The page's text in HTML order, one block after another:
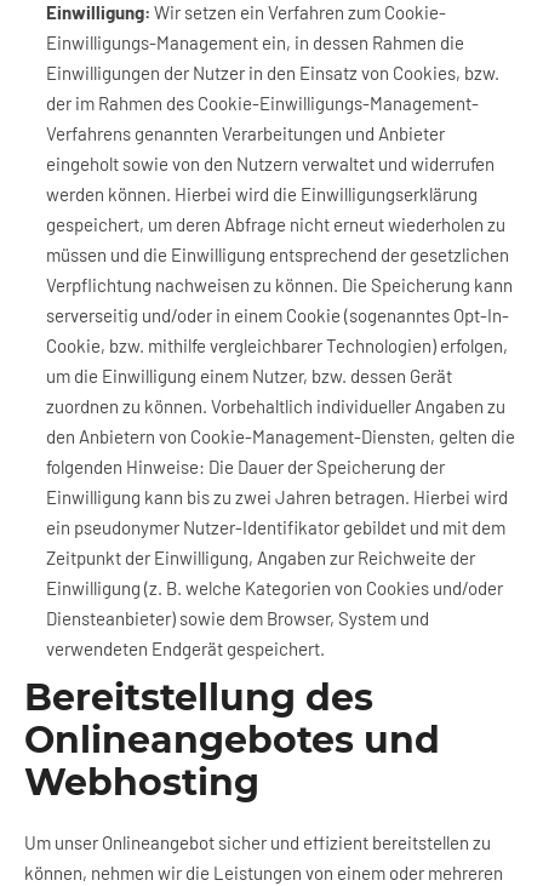
Einwilligung: Wir setzen ein Verfahren zum Cookie-
Einwilligungs-Management ein, in dessen Rahmen die
Einwilligungen der Nutzer in den Einsatz von Cookies, bzw.
der im Rahmen des Cookie-Einwilligungs-Management-
Verfahrens genannten Verarbeitungen und Anbieter
eingeholt sowie von den Nutzern verwaltet und widerrufen
werden können. Hierbei wird die Einwilligungserklärung
gespeichert, um deren Abfrage nicht erneut wiederholen zu
müssen und die Einwilligung entsprechend der gesetzlichen
Verpflichtung nachweisen zu können. Die Speicherung kann
serverseitig und/oder in einem Cookie (sogenanntes Opt-In-
Cookie, bzw. mithilfe vergleichbarer Technologien) erfolgen,
um die Einwilligung einem Nutzer, bzw. dessen Gerät
zuordnen zu können. Vorbehaltlich individueller Angaben zu
den Anbietern von Cookie-Management-Diensten, gelten die
folgenden Hinweise: Die Dauer der Speicherung der
Einwilligung kann bis zu zwei Jahren betragen. Hierbei wird
ein pseudonymer Nutzer-Identifikator gebildet und mit dem
Zeitpunkt der Einwilligung, Angaben zur Reichweite der
Einwilligung (z. B. welche Kategorien von Cookies und/oder
Diensteanbieter) sowie dem Browser, System und
verwendeten Endgerät gespeichert.
Bereitstellung des
Onlineangebotes und
Webhosting
Um unser Onlineangebot sicher und effizient bereitstellen zu
können, nehmen wir die Leistungen von einem oder mehreren